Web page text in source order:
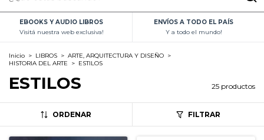
EBOOKS Y AUDIO LIBROS
Visitá nuestra web exclusiva!
ENVÍOS A TODO EL PAÍS
Y a todo el mundo!
Inicio > LIBROS > ARTE, ARQUITECTURA Y DISEÑO >
HISTORIA DEL ARTE
> ESTILOS
ESTILOS 25 productos
ORDENAR FILTRAR